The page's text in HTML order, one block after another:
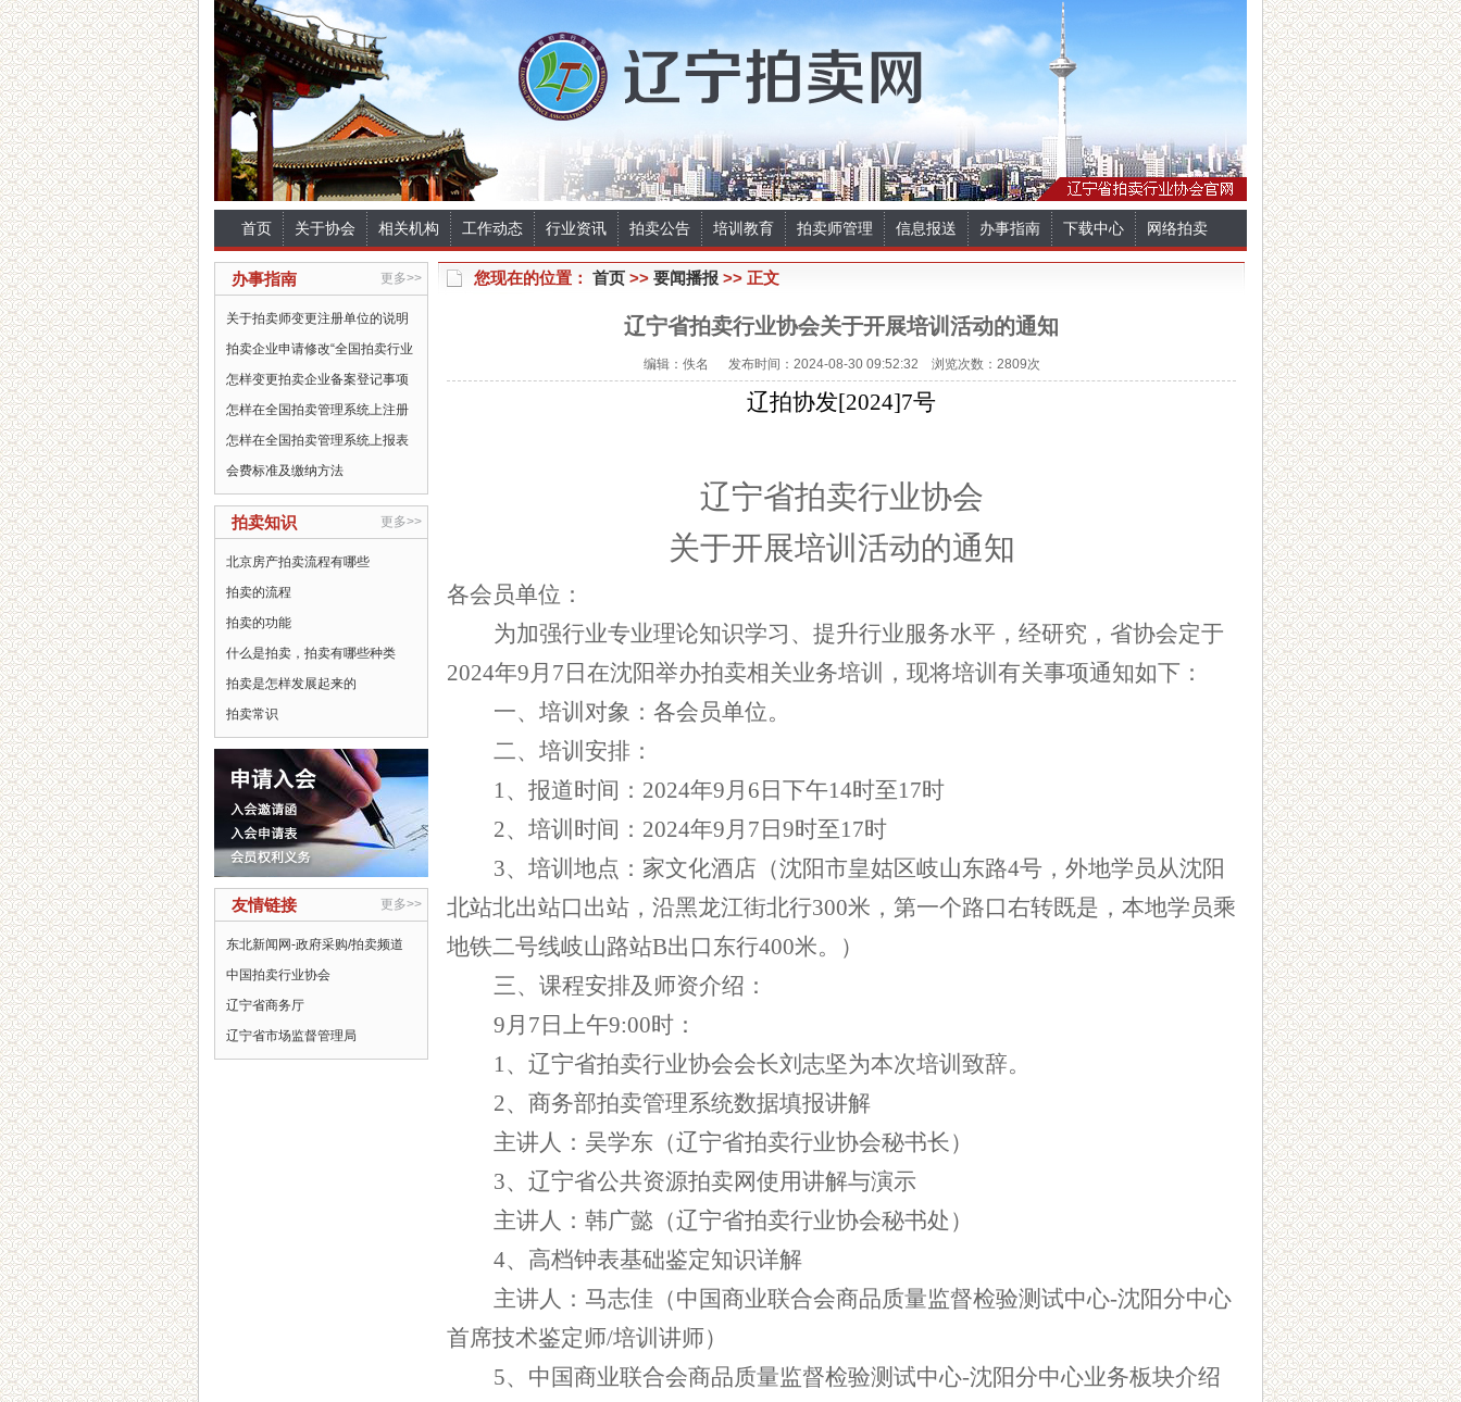
首页 关于协会 相关机构 工作动态 行业资讯 拍卖公告 培训教育 拍卖师管理 信息报送 办事指南 下载中心 网络拍卖
更多>>
办事指南
关于拍卖师变更注册单位的说明
拍卖企业申请修改“全国拍卖行业
怎样变更拍卖企业备案登记事项
怎样在全国拍卖管理系统上注册
怎样在全国拍卖管理系统上报表
会费标准及缴纳方法
更多>>
拍卖知识
北京房产拍卖流程有哪些
拍卖的流程
拍卖的功能
什么是拍卖，拍卖有哪些种类
拍卖是怎样发展起来的
拍卖常识
更多>>
友情链接
东北新闻网-政府采购/拍卖频道
中国拍卖行业协会
辽宁省商务厅
辽宁省市场监督管理局
您现在的位置： 首页 >> 要闻播报 >> 正文
辽宁省拍卖行业协会关于开展培训活动的通知
编辑：佚名 发布时间：2024-08-30 09:52:32 浏览次数：2809次
辽拍协发[2024]7号
辽宁省拍卖行业协会
关于开展培训活动的通知
各会员单位：
为加强行业专业理论知识学习、提升行业服务水平，经研究，省协会定于
2024年9月 7 日在沈阳举办拍卖相关业务培训，现将培训有关事项通知如下：
一、培训对象：各会员单位。
二、培训安排：
1、报道时间： 2024年9月 6 日下午14时至17时
2、培训时间： 2024年9月 7 日 9时至17时
3、培训地点：家文化酒店（沈阳市皇姑区岐山东路4号，外地学员从沈阳
北站北出站口出站，沿黑龙江街北行300米，第一个路口右转既是，本地学员乘
地铁二号线岐山路站B出口东行400米。）
三、课程安排及师资介绍：
9月 7 日上午9:00时：
1、辽宁省拍卖行业协会会长刘志坚为本次培训致辞。
2、商务部拍卖管理系统数据填报讲解
主讲人：吴学东（辽宁省拍卖行业协会秘书长）
3、辽宁省公共资源拍卖网使用讲解与演示
主讲人：韩广懿（辽宁省拍卖行业协会秘书处）
4、高档钟表基础鉴定知识详解
主讲人：马志佳（中国商业联合会商品质量监督检验测试中心-沈阳分中心
首席技术鉴定师/培训讲师）
5、中国商业联合会商品质量监督检验测试中心-沈阳分中心业务板块介绍